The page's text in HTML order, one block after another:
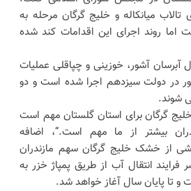
میانکاله و خلیج گرگان مرحله به
اما روند اجرای این اقدامات کند شده
آبرسان آشور، خوزینی و چپاقلی عملیات
در دولت سیزدهم اجرا شده است و دو
شوند.
گرگان برای استان گلستان مهم است
بیشتر از ما مهم است.”، اضافه
از خشک خلیج گرگان سهم مازندران
انتقال آب از طریق پمپاژ خزر به
تا پایان سال آغاز خواهد شد.